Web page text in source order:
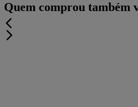
Quem comprou também